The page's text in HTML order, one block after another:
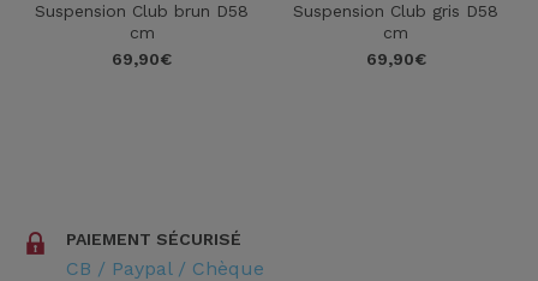
Suspension Club brun D58
cm
69,90€
Suspension Club gris D58
cm
69,90€
PAIEMENT SÉCURISÉ
CB / Paypal / Chèque